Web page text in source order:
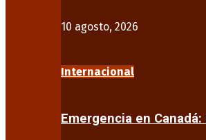
10 agosto, 2026
Internacional
Emergencia en